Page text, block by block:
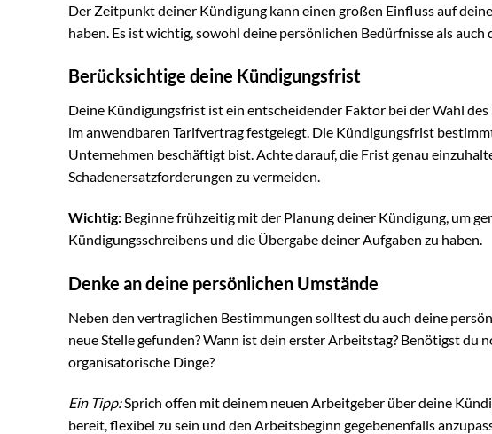
Der Zeitpunkt deiner Kündigung kann einen großen Einfluss auf
haben. Es ist wichtig, sowohl deine persönlichen Bedürfnisse als
Berücksichtige deine Kündigungsfrist
Deine Kündigungsfrist ist ein entscheidender Faktor bei der Wahl
im anwendbaren Tarifvertrag festgelegt. Die Kündigungsfrist
Unternehmen beschäftigt bist. Achte darauf, die Frist genau
Schadenersatzforderungen zu vermeiden.
Wichtig: Beginne frühzeitig mit der Planung deiner Kündigung, um
Kündigungsschreibens und die Übergabe deiner Aufgaben zu haben.
Denke an deine persönlichen Umstände
Neben den vertraglichen Bestimmungen solltest du auch deine
neue Stelle gefunden? Wann ist dein erster Arbeitstag? Benötigst du
organisatorische Dinge?
Ein Tipp:Sprich offen mit deinem neuen Arbeitgeber über deine
bereit, flexibel zu sein und den Arbeitsbeginn gegebenenfalls